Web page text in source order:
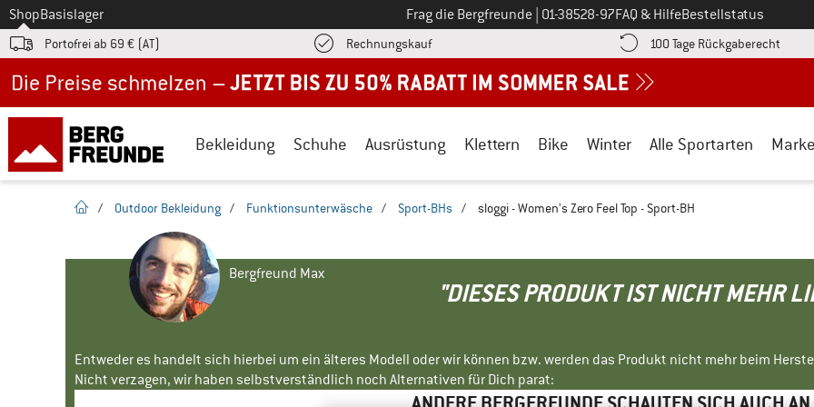
Zum
ShopBasislager Frag die Bergfreunde Ruf uns an unter
01-38528-97FAQ & HilfeBestellstatus
Portofrei ab 69 € (AT) RechnungskaufFinde die Zahlungs-Infos hier! Öffnet sich in einer Infobox
100 Tage Rückgaberecht
Bekleidung Schuhe Ausrüstung Klettern Bike Winter Alle Sportarten
Startseite
/ Outdoor Bekleidung / Funktionsunterwäsche / Sport-BHs / sloggi - Women's Zero Feel Top - Sport-BH
Bergfreund Max
"DIESES PRODUKT IST NICHT MEHR
Entweder es handelt sich hierbei um ein älteres Modell oder wir können bzw. werden das Produkt nicht mehr beim
Nicht verzagen, wir haben selbstverständlich noch Alternativen für Dich parat: